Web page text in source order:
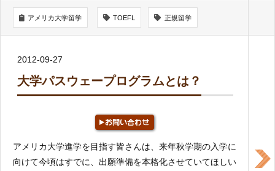
アメリカ大学留学 TOEFL 正規留学
2012-09-27
大学パスウェープログラムとは？
アメリカ大学進学を目指す皆さんは、来年秋学期の入学に
向けて今頃はすでに、出願準備を本格化させていてほしい